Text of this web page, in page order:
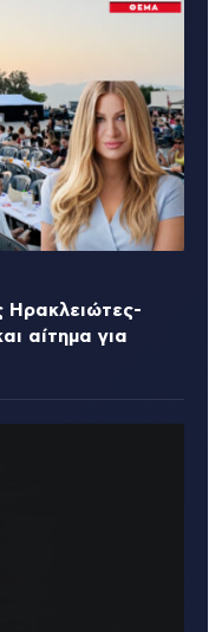
Ηρακλειώτες-
αίτημα για